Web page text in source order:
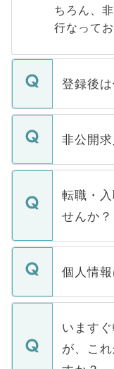
ちろん、
行なってお
登録後
ご登録い
登録内容
ます。通
いただき
い。
非公開
マイナビ
うち約3
けない「
下記の理
ません。
■応募殺
関を公に
に、医療
みを人材
転職・
せんか？
転職・入
ん。また
定を承諾
の辞退の
ますので
個人情
個人情報
で、ご安
などで収
ご本人の
います
が、こ